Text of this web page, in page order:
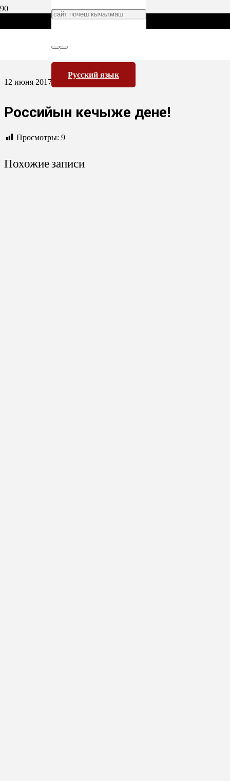
Русский язык
12 июня 2017
Российын кечыже дене!
Просмотры: 9
Похожие записи